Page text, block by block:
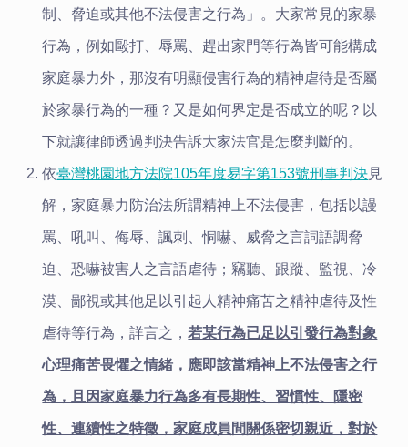
制、脅迫或其他不法侵害之行為」。大家常見的家暴
行為，例如毆打、辱罵、趕出家門等行為皆可能構成
家庭暴力外，那沒有明顯侵害行為的精神虐待是否屬
於家暴行為的一種？又是如何界定是否成立的呢？以
下就讓律師透過判決告訴大家法官是怎麼判斷的。
依臺灣桃園地方法院105年度易字第153號刑事判決見
解，家庭暴力防治法所謂精神上不法侵害，包括以謾
罵、吼叫、侮辱、諷刺、恫嚇、威脅之言詞語調脅
迫、恐嚇被害人之言語虐待；竊聽、跟蹤、監視、冷
漠、鄙視或其他足以引起人精神痛苦之精神虐待及性
虐待等行為，詳言之，若某行為已足以引發行為對象
心理痛苦畏懼之情緒，應即該當精神上不法侵害之行
為，且因家庭暴力行為多有長期性、習慣性、隱密
性、連續性之特徵，家庭成員間關係密切親近，對於